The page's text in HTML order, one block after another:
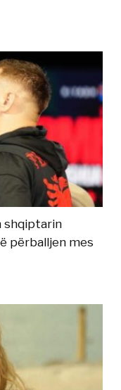
shqiptarin
përballjen mes